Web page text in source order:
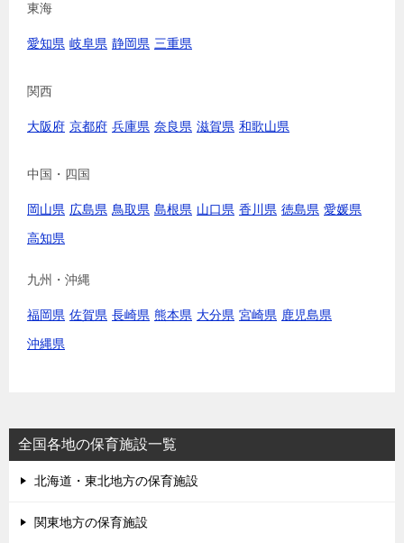
東海
愛知県 岐阜県 静岡県 三重県
関西
大阪府 京都府 兵庫県 奈良県 滋賀県 和歌山県
中国・四国
岡山県 広島県 鳥取県 島根県 山口県 香川県 徳島県 愛媛県
高知県
九州・沖縄
福岡県 佐賀県 長崎県 熊本県 大分県 宮崎県 鹿児島県
沖縄県
全国各地の保育施設一覧
北海道・東北地方の保育施設
関東地方の保育施設